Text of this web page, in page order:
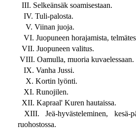
III. Selkeänsäk soamisestaan.
IV. Tuli-palosta.
V. Viinan juoja.
VI. Juopuneen horajamista,
VII. Juopuneen valitus.
VIII. Oamulla, muoria kuvaelessaan.
IX. Vanha Jussi.
X. Kortin lyönti.
XI. Runojilen.
XII. Kapraal' Kuren hautaissa.
XIII. Jeä-hyvästeleminen, kesä-
ruohostossa.